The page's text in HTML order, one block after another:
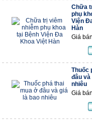
Chữa
phụ
Viện
Hàn
Giá
Thuốc
đâu và
nhiêu
Giá